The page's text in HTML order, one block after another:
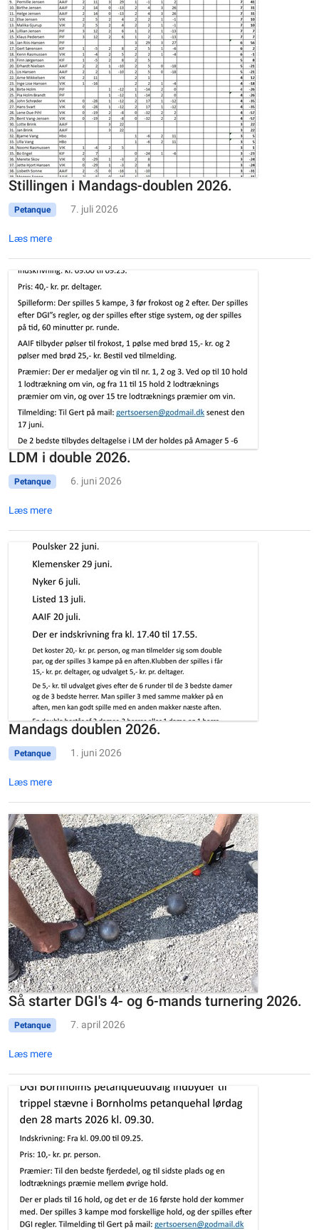
Stillingen i Mandags-doublen 2026.
Petanque 7. juli 2026
Læs mere
LDM i double 2026.
Petanque 6. juni 2026
Læs mere
Mandags doublen 2026.
Petanque 1. juni 2026
Læs mere
Så starter DGI's 4- og 6-mands turnering 2026.
Petanque 7. april 2026
Læs mere